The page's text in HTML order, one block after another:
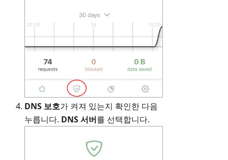
DNS 보호가 켜져 있는지 확인한 다음
누릅니다. DNS 서버를 선택합니다.